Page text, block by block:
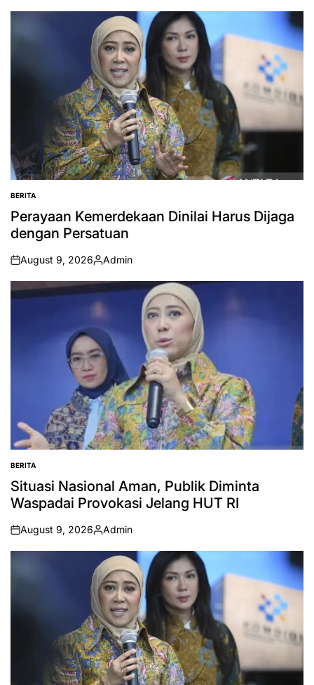
POSTED
IN
BERITA
Perayaan Kemerdekaan Dinilai Harus Dijaga
dengan Persatuan
on
August 9, 2026
Posted
by
Admin
POSTED
IN
BERITA
Situasi Nasional Aman, Publik Diminta
Waspadai Provokasi Jelang HUT RI
on
August 9, 2026
Posted
by
Admin